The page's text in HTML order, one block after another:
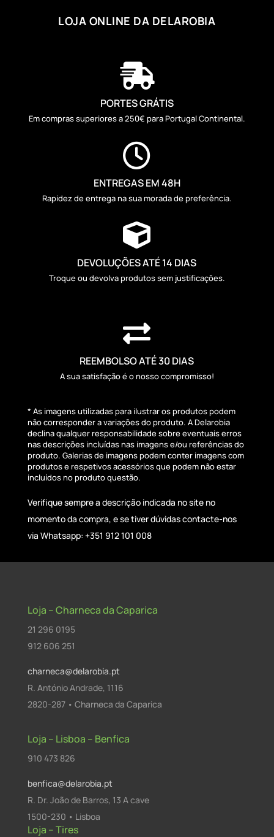
LOJA ONLINE DA DELAROBIA

PORTES GRÁTIS
Em compras superiores a 250€ para Portugal Continental.

ENTREGAS EM 48H
Rapidez de entrega na sua morada de preferência.

DEVOLUÇÕES ATÉ 14 DIAS
Troque ou devolva produtos sem justificações.

REEMBOLSO ATÉ 30 DIAS
A sua satisfação é o nosso compromisso!
* As imagens utilizadas para ilustrar os produtos podem
não corresponder a variações do produto. A Delarobia
declina qualquer responsabilidade sobre eventuais erros
nas descrições incluídas nas imagens e/ou referências do
produto. Galerias de imagens podem conter imagens com
produtos e respetivos acessórios que podem não estar
incluídos no produto questão.
Verifique sempre a descrição indicada no site no
momento da compra, e se tiver dúvidas contacte-nos
via Whatsapp: +351 912 101 008
Loja – Charneca da Caparica
21 296 0195
912 606 251
charneca@delarobia.pt
R. António Andrade, 1116
2820-287 • Charneca da Caparica
Loja – Lisboa – Benfica
910 473 826
benfica@delarobia.pt
R. Dr. João de Barros, 13 A cave
1500-230 • Lisboa
Loja – Tires